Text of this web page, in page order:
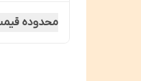
محدوده